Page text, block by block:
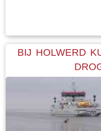
optimaal uitzicht op
Een ideale dag
Vanaf de
bezoekerscentrum
rode klinkers de
want deze is aan
waard. Er hangt
BIJ HOLWERD